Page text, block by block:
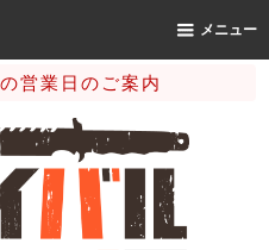
メニュー
営業日のご案内